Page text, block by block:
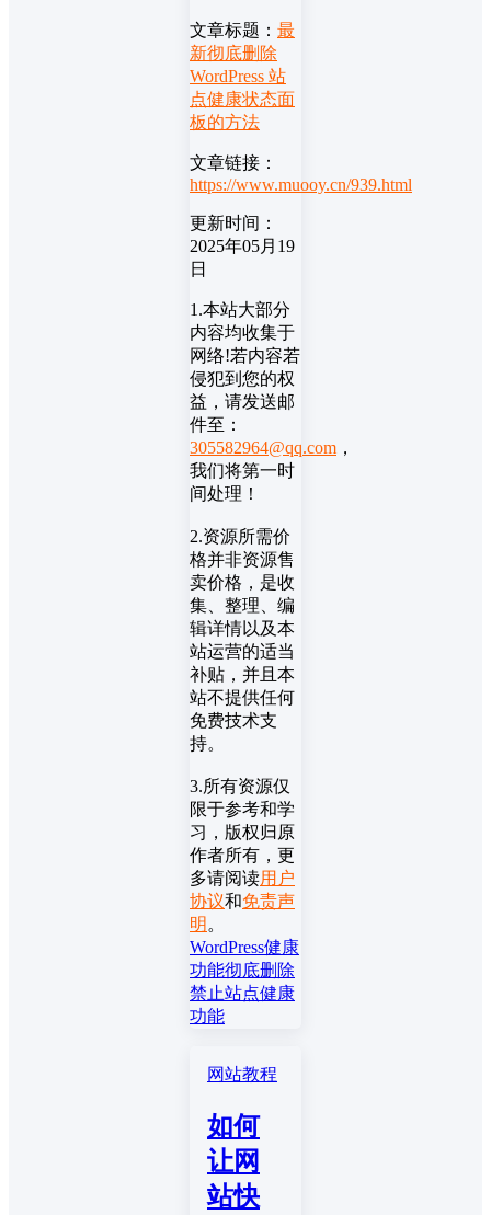
文章标题： 最
新彻底删除
WordPress 站
点健康状态面
板的方法
文章链接：
https://www.muooy.cn/939.html
更新时间：
2025年05月19
日
1.本站大部分
内容均收集于
网络!若内容若
侵犯到您的权
益，请发送邮
件至：
305582964@qq.com ，
我们将第一时
间处理！
2.资源所需价
格并非资源售
卖价格，是收
集、整理、编
辑详情以及本
站运营的适当
补贴，并且本
站不提供任何
免费技术支
持。
3.所有资源仅
限于参考和学
习，版权归原
作者所有，更
多请阅读用户
协议和免责声
明 。
WordPress健康
功能彻底删除
禁止站点健康
功能
网站教程
如何
让网
站快